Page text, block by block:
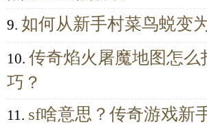
9. 如何从新手村菜鸟蜕变
10. 传奇焰火屠魔地图怎
巧？
11. sf啥意思？传奇游戏新